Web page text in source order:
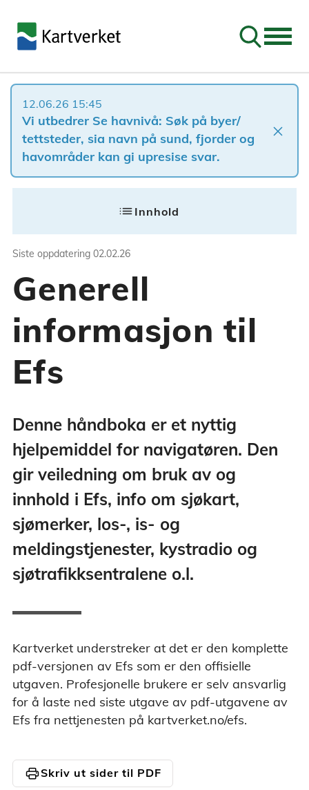
Søk
12.06.26 15:45
Vi utbedrer Se havnivå: Søk på byer/
tettsteder, sia navn på sund, fjorder og
havområder kan gi upresise svar.
close
Generell
Denne håndboka er et nyttig
list Innhold
Siste oppdatering 02.02.26
Generell
informasjon til
Efs
Denne håndboka er et nyttig
hjelpemiddel for navigatøren. Den
gir veiledning om bruk av og
innhold i Efs, info om sjøkart,
sjømerker, los-, is- og
meldingstjenester, kystradio og
sjøtrafikksentralene o.l.
Kartverket understreker at det er den komplette
pdf-versjonen av Efs som er den offisielle
utgaven. Profesjonelle brukere er selv ansvarlig
for å laste ned siste utgave av pdf-utgavene av
Efs fra nettjenesten på kartverket.no/efs.
printSkriv ut sider til PDF